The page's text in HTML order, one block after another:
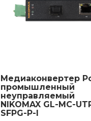
Медиаконвертер
промышленный
неуправляемый
NIKOMAX GL-MC-
SFPG-P-I